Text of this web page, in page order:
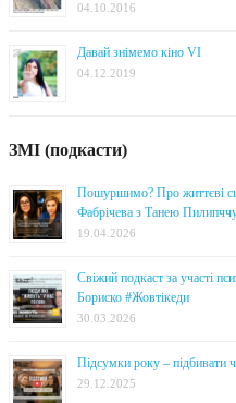
04.10.2016
Давай знімемо кіно VI
04.12.2019
ЗМІ (подкасти)
Пошуршимо? Про життєві
Фабрічева з Танею
19.04.2026
Свіжий подкаст за участі
Бориско #Жовтікеди
30.03.2026
Підсумки року – підбивати
29.12.2025